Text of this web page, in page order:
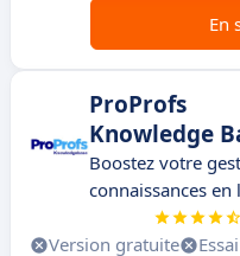
En
ProProfs
Knowledge
Boostez votre
connaissances en
Version gratuite